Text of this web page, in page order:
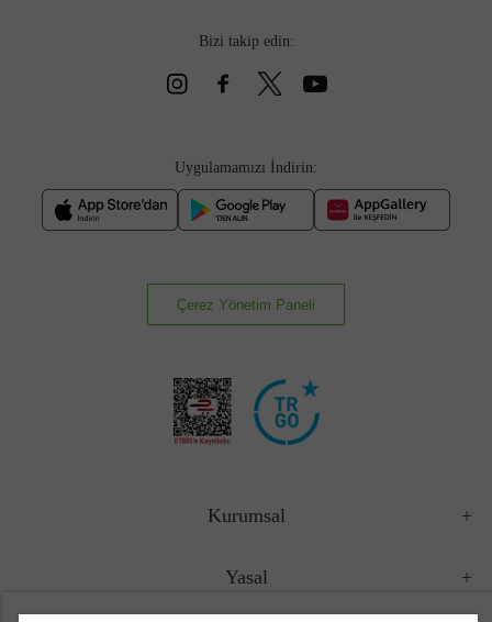
Bizi takip edin:
Uygulamamızı İndirin:
Çerez Yönetim Paneli
Kurumsal
Yasal